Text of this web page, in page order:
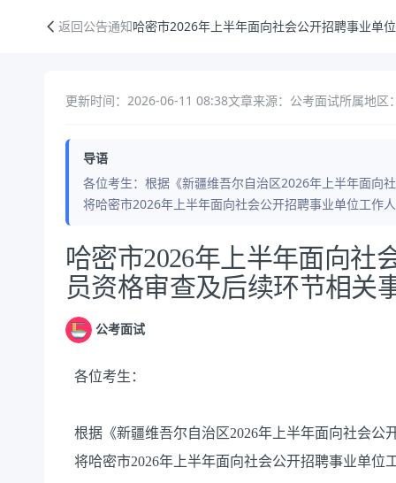
返回公告通知哈密市2026年上半年面向社会公开招聘事业单
更新时间：2026-06-11 08:38文章来源：公考面试所属地区
导语
各位考生：根据《新疆维吾尔自治区2026年上半年面向
将哈密市2026年上半年面向社会公开招聘事业单位工作
公告正文
哈密市2026年上半年面向社
员资格审查及后续环节相关
公考面试
各位考生：
根据《新疆维吾尔自治区2026年上半年面向社会
将哈密市2026年上半年面向社会公开招聘事业单